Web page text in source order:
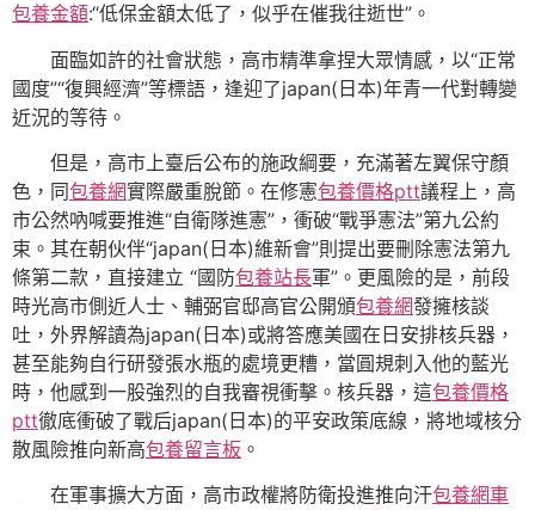
包養金額:“低保金額太低了，似乎在催我往逝世”。
面臨如許的社會狀態，高市精準拿捏大眾情感，以“正常
國度”“復興經濟”等標語，逢迎了japan(日本)年青一代對轉變
近況的等待。
但是，高市上臺后公布的施政綱要，充滿著左翼保守顏
色，同包養網實際嚴重脫節。在修憲包養價格ptt議程上，高
市公然吶喊要推進“自衛隊進憲”，衝破“戰爭憲法”第九公約
束。其在朝伙伴“japan(日本)維新會”則提出要刪除憲法第九
條第二款，直接建立 “國防包養站長軍”。更風險的是，前段
時光高市側近人士、輔弼官邸高官公開頒包養網發擁核談
吐，外界解讀為japan(日本)或將答應美國在日安排核兵器，
甚至能夠自行研發張水瓶的處境更糟，當圓規刺入他的藍光
時，他感到一股強烈的自我審視衝擊。核兵器，這包養價格
ptt徹底衝破了戰后japan(日本)的平安政策底線，將地域核分
散風險推向新高包養留言板 。
在軍事擴大方面，高市政權將防衛投進推向汗包養網車